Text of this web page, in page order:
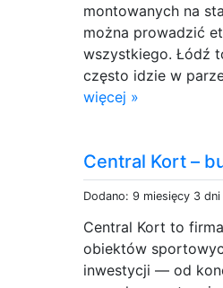
montowanych na
można prowadzić
wszystkiego. Łódź
często idzie w
więcej »
Central Kort –
Dodano: 9 miesięcy 3 dni
Central Kort to
obiektów
inwestycji — od